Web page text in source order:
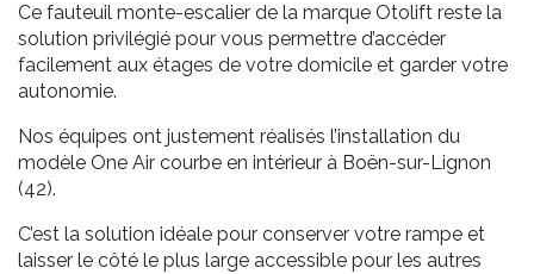
Ce fauteuil monte-escalier de la marque Otolift reste la
solution privilégié pour vous permettre d’accéder
facilement aux étages de votre domicile et garder votre
autonomie.
Nos équipes ont justement réalisés l’installation du
modèle One Air courbe en intérieur à Boën-sur-Lignon
(42).
C’est la solution idéale pour conserver votre rampe et
laisser le côté le plus large accessible pour les autres